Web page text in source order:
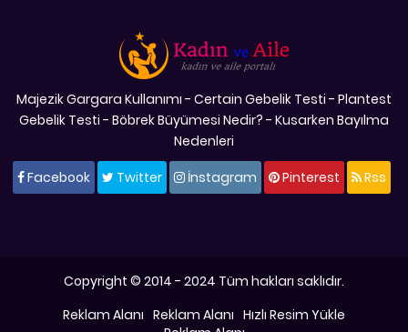
Majezik Gargara Kullanımı - Certain Gebelik Testi - Plantest
Gebelik Testi - Böbrek Büyümesi Nedir? - Kusarken Bayılma
Nedenleri
Facebook
Twitter İnstagram Pinterest Rss
Copyright © 2014 - 2024 Tüm hakları saklıdır.
Reklam Alanı Reklam Alanı Hızlı Resim Yükle